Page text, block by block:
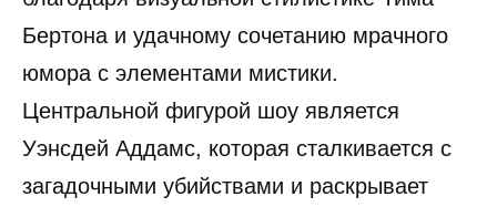
Бертона и удачному сочетанию мрачного
юмора с элементами мистики.
Центральной фигурой шоу является
Уэнсдей Аддамс, которая сталкивается с
загадочными убийствами и раскрывает